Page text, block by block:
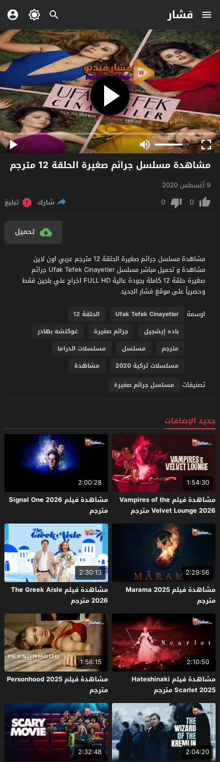
فشار
مشاهدة مسلسل جرائم صغيرة الحلقة 12 مترجم
9 أغسطس 2020
0
0 شارك تبليغ
تحميل
مشاهدة مسلسل جرائم صغيرة الحلقة 12 مترجم عربي اون لاين
مشاهدة و تحميل مباشر مسلسل Ufak Tefek Cinayetler جرائم
صغيرة حلقة 12 كاملة بجودة عالية FULL HD اخراج علي بلجين فقط
وحصرياً على موقع فشار الجديد
اوسمة
Ufak Tefek Cinayetler
الحلقة 12
باده إيشجيل
جرائم صغيرة
غوكتشه بهادر
مترجم
مسلسل
مسلسلات الدراما
مسلسلات تركية 2020
مشاهدة
تصنيفات مسلسل جرائم صغيرة
جديد الإضافات
1:54:30
مشاهدة فيلم Vampires of the
Velvet Lounge 2026 مترجم
2:00:28
مشاهدة فيلم Signal One 2026
مترجم
2:29:56
مشاهدة فيلم Marama 2025
مترجم
2:30:13
مشاهدة فيلم The Greek Aisle
2026 مترجم
2:10:50
مشاهدة فيلم Hateshinaki
Scarlet 2025 مترجم
1:56:15
مشاهدة فيلم Personhood 2025
مترجم
2:04:20
2:32:48